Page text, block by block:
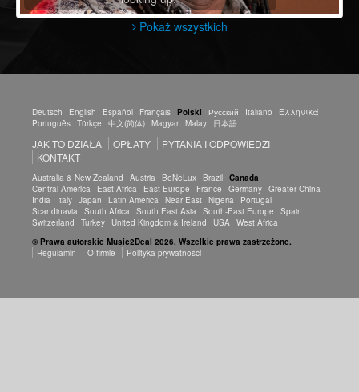
Pokaż wszystkich
Deutsch English Español Français Polski Русский Italiano
Ελληνικά
Português Türkçe 中文(简体) Magyar Malay 日本語
JAK TO DZIAŁA OPŁATY
PYTANIA I ODPOWIEDZI
KONTAKT
Australia & New Zealand Austria BeNeLux Brazil Canada
Central America
East Africa East Europe France Germany Greater China
India
Italy Japan Latin America Near East Nigeria
Portugal
Scandinavia
South Africa South East Asia South-East Europe
Spain
Switzerland
Turkey United Kingdom & Ireland USA
West Africa
© Prawa autorskie Music2Deal 2026. Wszelkie prawa zastrzeżone.
Regulamin
O firmie Polityka prywatności